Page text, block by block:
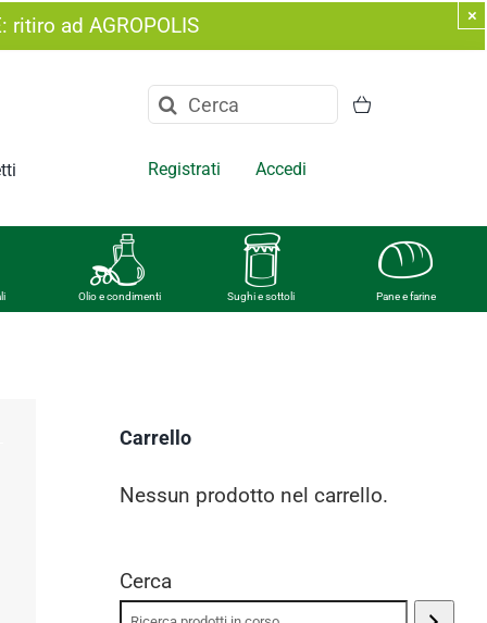
ad AGROPOLIS ×
Cerca
Registrati Accedi
Olio e condimenti Sughi e sottoli Pane e farine
Carrello
Nessun prodotto nel carrello.
Cerca